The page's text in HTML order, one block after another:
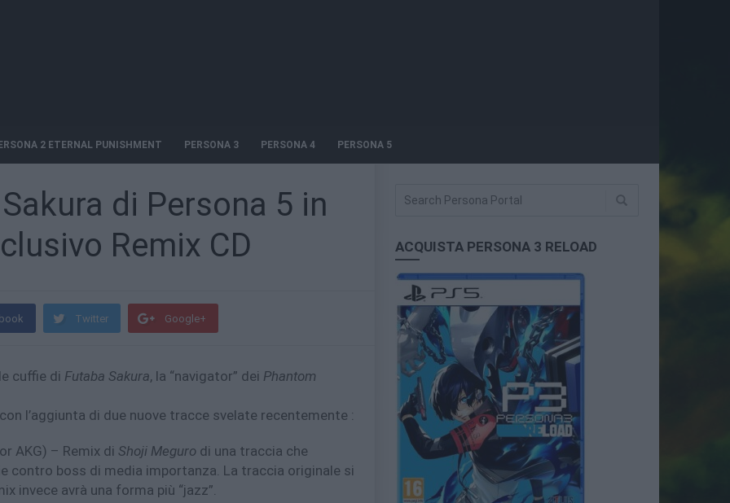
2 ETERNAL PUNISHMENT PERSONA 3 PERSONA 4 PERSONA 5
di Persona 5 in
Remix CD
Twitter Google+
cuffie di Futaba Sakura, la “navigator” dei Phantom
l’aggiunta di due nuove tracce svelate recentemente :
AKG) – Remix di Shoji Meguro di una traccia che
contro boss di media importanza. La traccia originale si
invece avrà una forma più “jazz”.
ACQUISTA PERSONA 3 RELOAD